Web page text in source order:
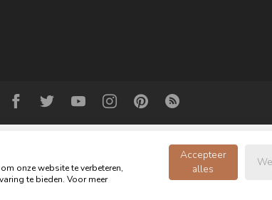
Oldwood de Woonwinkel - Powered by
onze website te verbeteren,
te bieden. Voor meer
Accepteer
alles